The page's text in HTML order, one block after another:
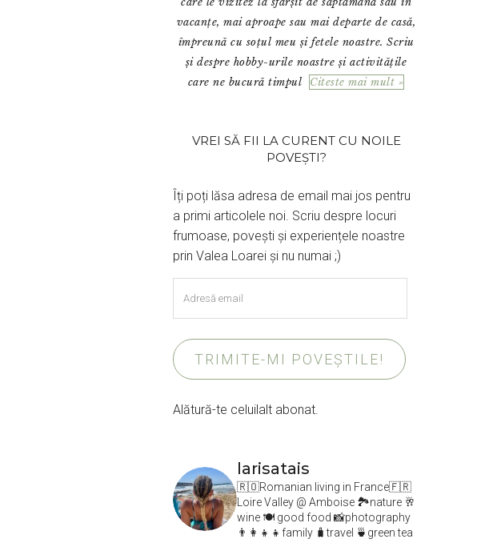
vacanțe, mai aproape sau mai departe de casă,
împreună cu soțul meu și fetele noastre. Scriu
și despre hobby-urile noastre și activitățile
care ne bucură timpul Citeste mai mult »
VREI SĂ FII LA CURENT CU NOILE
POVEȘTI?
Îți poți lăsa adresa de email mai jos pentru
a primi articolele noi. Scriu despre locuri
frumoase, povești și experiențele noastre
prin Valea Loarei și nu numai ;)
email
TRIMITE-MI POVEȘTILE!
Alătură-te celuilalt abonat.
larisatais
🇷🇴Romanian living in France🇫🇷
Loire Valley @ Amboise 🏞️nature 🥂
wine 🍽 good food 📸photography
👨‍👩‍👧‍👧family 🧳travel 🍵green tea